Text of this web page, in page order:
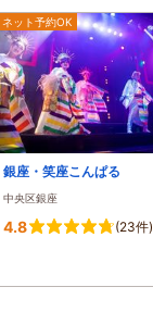
ネット予約OK
銀座・笑座こんぱる
中央区銀座
4.8 (23件)